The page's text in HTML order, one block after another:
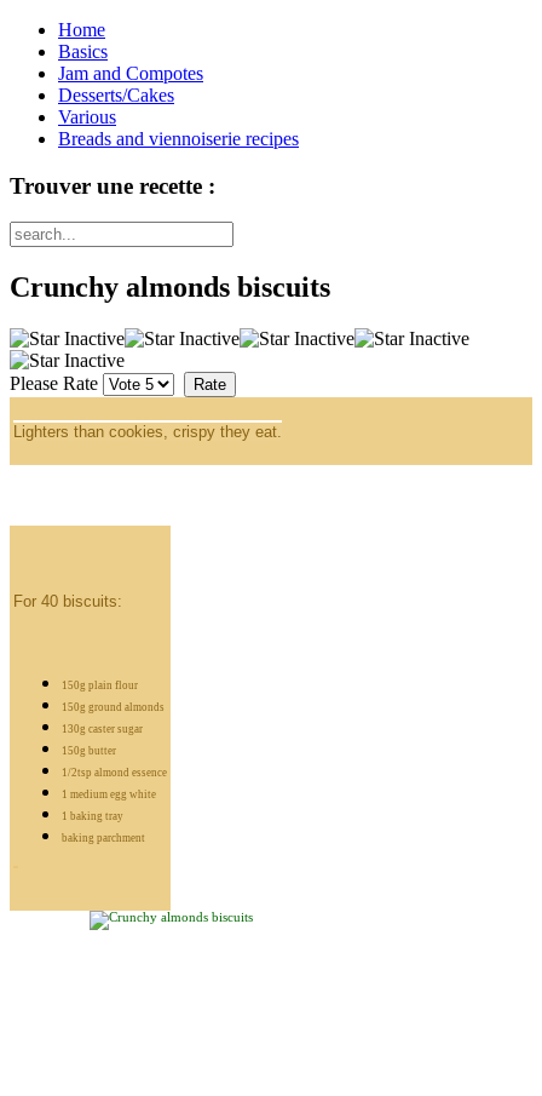
Home
Basics
Jam and Compotes
Desserts/Cakes
Various
Breads and viennoiserie recipes
Trouver une recette :
Crunchy almonds biscuits
Please Rate
Lighters than cookies, crispy they eat.
For 40 biscuits:
150g plain flour
150g ground almonds
130g caster sugar
150g butter
1/2tsp almond essence
1 medium egg white
1 baking tray
baking parchment